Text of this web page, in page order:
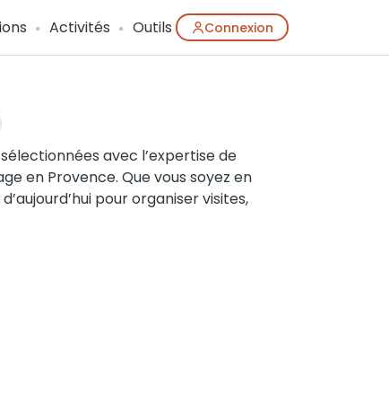
Activités Outils Connexion
avec l’expertise de
en Provence. Que vous soyez en
pour organiser visites,